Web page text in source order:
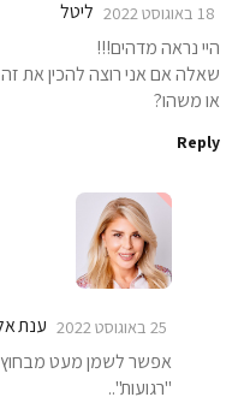
ליטל 18 באוגוסט 2022
היי נראה מדהים!!!
שאלה אם אני רוצה להכין את
או משהו?
Reply
ענת 25 באוגוסט 2022
אפשר לשמן מעט מבחוץ
"רגועות"..